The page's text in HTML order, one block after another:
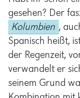
Kolumbien
,
Spanisch heißt,
der Regenzeit,
verwandelt er
seinem Grund
Kombination mit
Sonnenlicht den